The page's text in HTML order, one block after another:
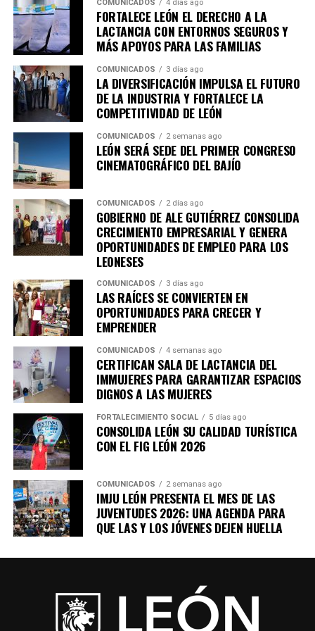
entre ellos la Academia Metropolitana de Seguridad
Pública, CANACO Servytur León, Universidad
Iberoamericana León, Universidad La Salle Bajío,
CANACINTRA León y el Tecnológico de Monterrey
Campus León, fortaleciendo el trabajo colaborativo
entre gobierno, academia, iniciativa privada y sociedad.
Con esta agenda, el Sistema de Consejos y el Instituto
Municipal de Planeación de León refrendan su
compromiso con la participación ciudadana y la
planeación estratégica como herramientas
fundamentales para construir una ciudad más
competitiva, sostenible, incluyente y preparada para los
retos de las próximas décadas.
COMUNICADOS 4 días ago
FORTALECE LEÓN EL DERECHO A LA
LACTANCIA CON ENTORNOS SEGUROS Y
MÁS APOYOS PARA LAS FAMILIAS
COMUNICADOS 3 días ago
LA DIVERSIFICACIÓN IMPULSA EL FUTURO
DE LA INDUSTRIA Y FORTALECE LA
COMPETITIVIDAD DE LEÓN
COMUNICADOS 2 semanas ago
LEÓN SERÁ SEDE DEL PRIMER CONGRESO
CINEMATOGRÁFICO DEL BAJÍO
COMUNICADOS 2 días ago
GOBIERNO DE ALE GUTIÉRREZ CONSOLIDA
CRECIMIENTO EMPRESARIAL Y GENERA
OPORTUNIDADES DE EMPLEO PARA LOS
LEONESES
COMUNICADOS 3 días ago
LAS RAÍCES SE CONVIERTEN EN
OPORTUNIDADES PARA CRECER Y
EMPRENDER
COMUNICADOS 4 semanas ago
CERTIFICAN SALA DE LACTANCIA DEL
IMMUJERES PARA GARANTIZAR ESPACIOS
DIGNOS A LAS MUJERES
FORTALECIMIENTO SOCIAL 5 días ago
CONSOLIDA LEÓN SU CALIDAD TURÍSTICA
CON EL FIG LEÓN 2026
COMUNICADOS 2 semanas ago
IMJU LEÓN PRESENTA EL MES DE LAS
JUVENTUDES 2026: UNA AGENDA PARA
QUE LAS Y LOS JÓVENES DEJEN HUELLA